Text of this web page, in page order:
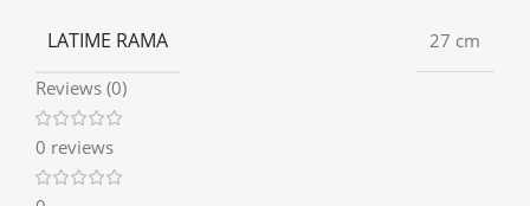
LATIME RAMA
27 cm
Reviews (0)
0 reviews